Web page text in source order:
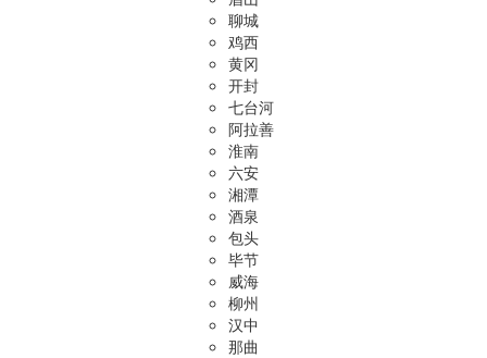
聊城
鸡西
黄冈
开封
七台河
阿拉善
淮南
六安
湘潭
酒泉
包头
毕节
威海
柳州
汉中
那曲